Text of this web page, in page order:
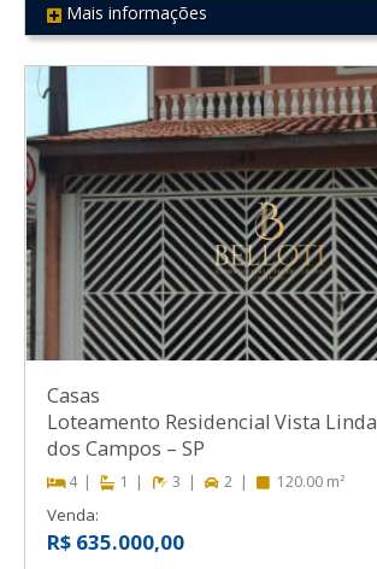
REF 83
Mais informações
Casas
Loteamento Residencial Vista Linda
dos Campos – SP
4 1 3 2 120.00 m²
Venda:
R$ 635.000,00